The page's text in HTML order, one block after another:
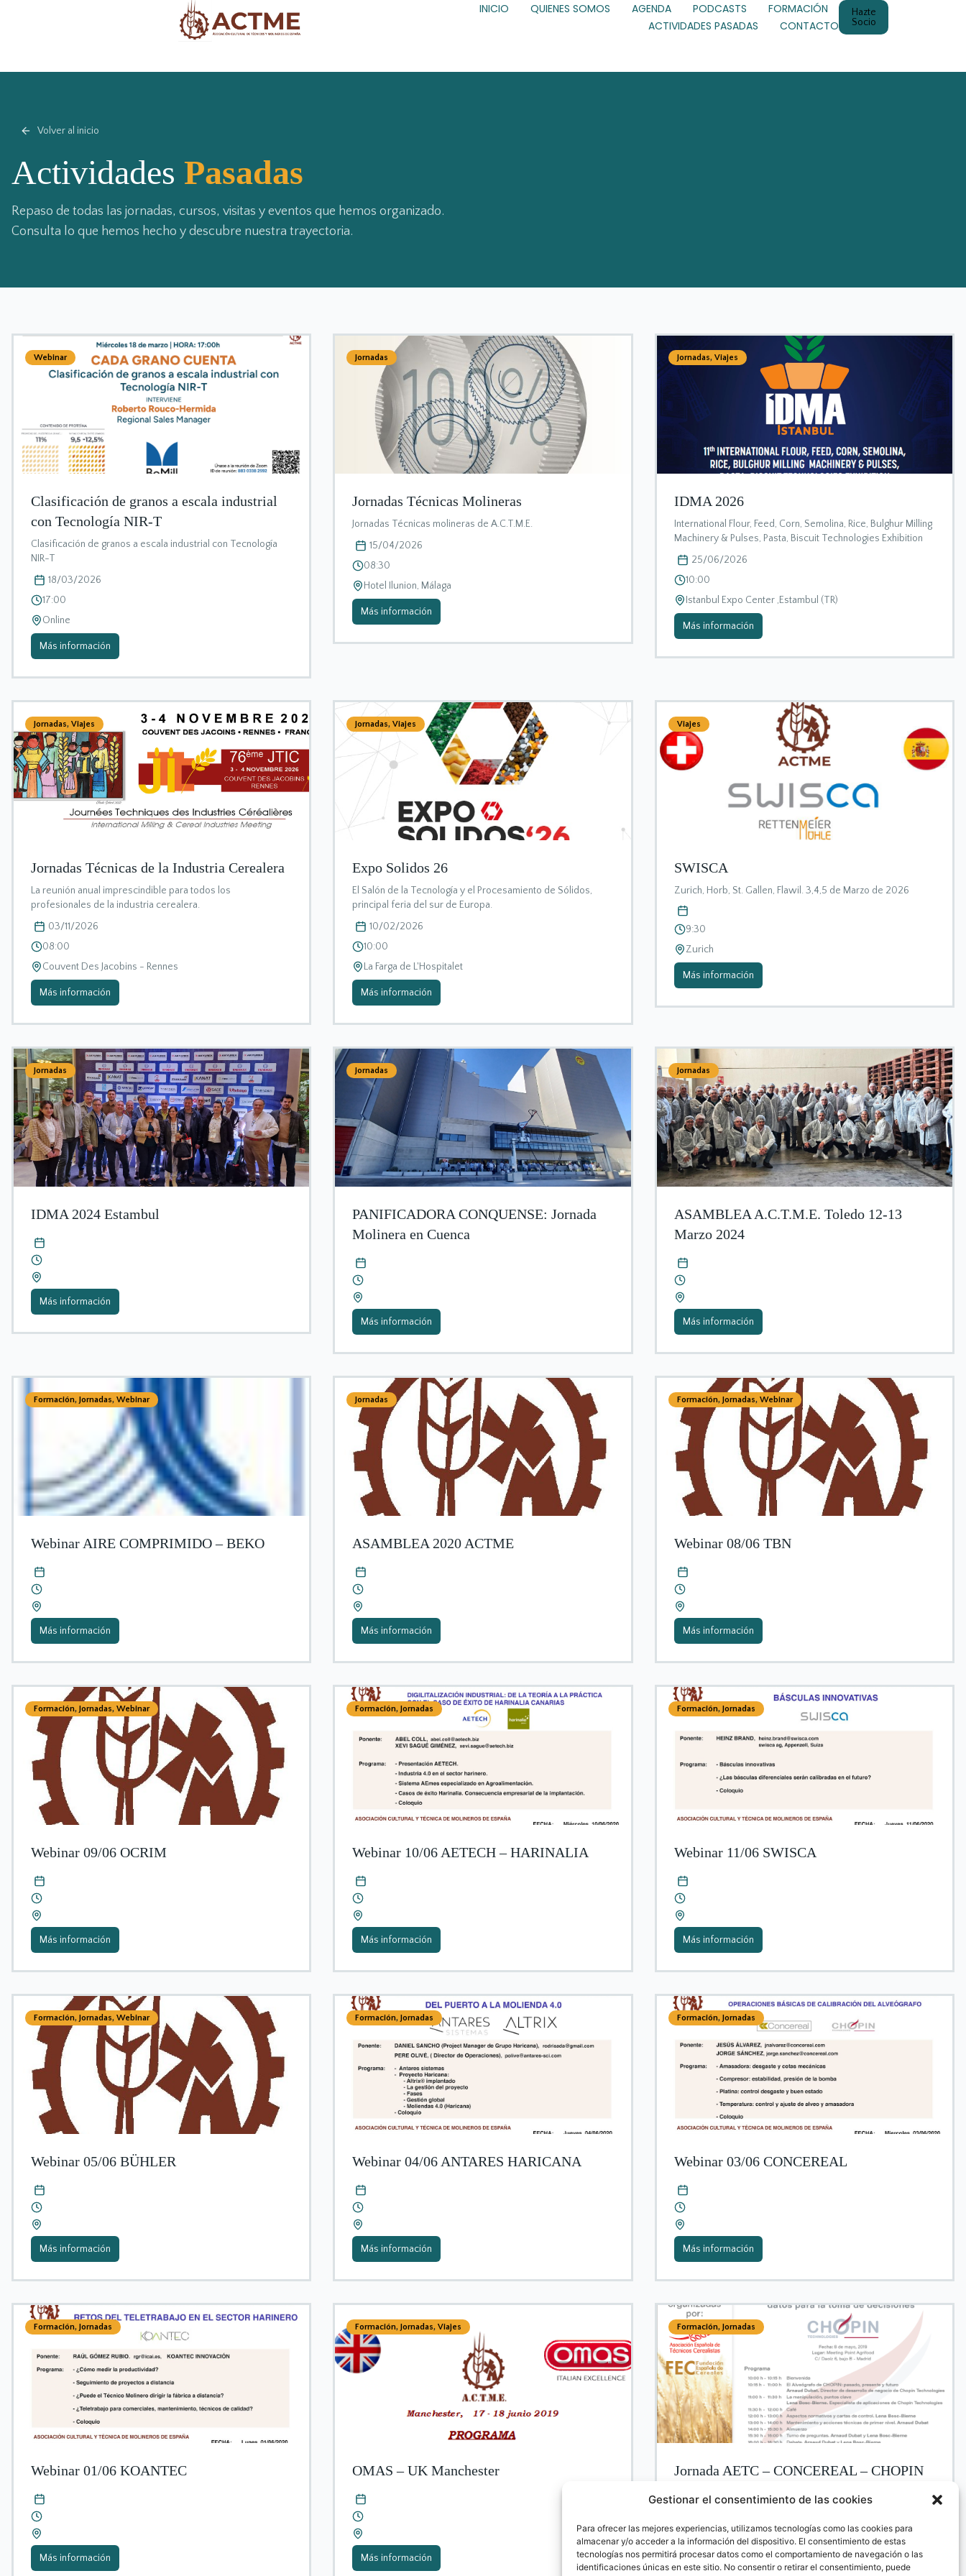
Gestionar el consentimiento de las cookies
Para ofrecer las mejores experiencias, utilizamos tecnologías como las cookies para
almacenar y/o acceder a la información del dispositivo. El consentimiento de estas
tecnologías nos permitirá procesar datos como el comportamiento de navegación o las
identificaciones únicas en este sitio. No consentir o retirar el consentimiento, puede
INICIO QUIENES SOMOS AGENDA PODCASTS
FORMACIÓN
ACTIVIDADES PASADAS
CONTACTO
Hazte
Socio
Volver al inicio
Actividades Pasadas
Repaso de todas las jornadas, cursos, visitas y eventos que hemos organizado.
Consulta lo que hemos hecho y descubre nuestra trayectoria.
Webinar
Clasificación de granos a escala industrial
con Tecnología NIR-T
Clasificación de granos a escala industrial con Tecnología
NIR-T
18/03/2026
17:00
Online
Más información
Jornadas
Jornadas Técnicas Molineras
Jornadas Técnicas molineras de A.C.T.M.E.
15/04/2026
08:30
Hotel Ilunion, Málaga
Más información
Jornadas, Viajes
IDMA 2026
International Flour, Feed, Corn, Semolina, Rice, Bulghur Milling
Machinery & Pulses, Pasta, Biscuit Technologies Exhibition
25/06/2026
10:00
Istanbul Expo Center ,Estambul (TR)
Más información
Jornadas, Viajes
Jornadas Técnicas de la Industria Cerealera
La reunión anual imprescindible para todos los
profesionales de la industria cerealera.
03/11/2026
08:00
Couvent Des Jacobins - Rennes
Más información
Jornadas,Viajes
Expo Solidos 26
El Salón de la Tecnología y el Procesamiento de Sólidos,
principal feria del sur de Europa.
10/02/2026
10:00
La Farga de L'Hospitalet
Más información
Viajes
SWISCA
Zurich, Horb, St. Gallen, Flawil. 3,4,5 de Marzo de 2026
9:30
Zurich
Más información
Jornadas
IDMA 2024 Estambul
Más información
Jornadas
PANIFICADORA CONQUENSE: Jornada
Molinera en Cuenca
Más información
Jornadas
ASAMBLEA A.C.T.M.E. Toledo 12-13
Marzo 2024
Más información
Formación, Jornadas, Webinar
Webinar AIRE COMPRIMIDO – BEKO
Más información
Jornadas
ASAMBLEA 2020 ACTME
Más información
Formación, Jornadas, Webinar
Webinar 08/06 TBN
Más información
Formación, Jornadas, Webinar
Webinar 09/06 OCRIM
Más información
Formación,Jornadas
Webinar 10/06 AETECH – HARINALIA
Más información
Formación, Jornadas
Webinar 11/06 SWISCA
Más información
Formación, Jornadas, Webinar
Webinar 05/06 BÜHLER
Más información
Formación,Jornadas
Webinar 04/06 ANTARES HARICANA
Más información
Formación, Jornadas
Webinar 03/06 CONCEREAL
Más información
Formación, Jornadas
Webinar 01/06 KOANTEC
Más información
Formación,Jornadas,Viajes
OMAS – UK Manchester
Más información
Formación, Jornadas
Jornada AETC – CONCEREAL – CHOPIN
Más información